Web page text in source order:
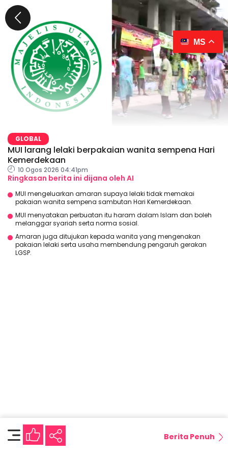
GLOBAL
MUI larang lelaki berpakaian wanita sempena Hari
Kemerdekaan
10 Ogos 2026 04:41pm
Ringkasan berita ini dijana oleh AI
MUI mengeluarkan amaran supaya lelaki tidak memakai
pakaian wanita sempena sambutan Hari Kemerdekaan.
MUI menyatakan perbuatan itu haram dalam Islam dan boleh
melanggar syariah serta norma sosial.
Amaran juga ditujukan kepada wanita yang mengenakan
pakaian lelaki serta usaha membendung pengaruh gerakan
LGSP.
Berita Penuh
MS